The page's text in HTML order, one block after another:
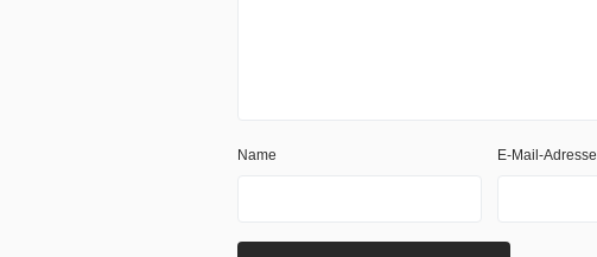
Name E-Mail-Adresse